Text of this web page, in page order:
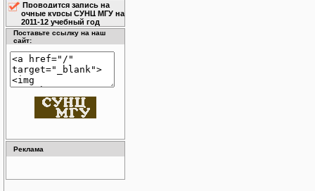
Проводится запись на
очные курсы СУНЦ МГУ на
2011-12 учебный год
Поставьте ссылку на наш
сайт:
Реклама